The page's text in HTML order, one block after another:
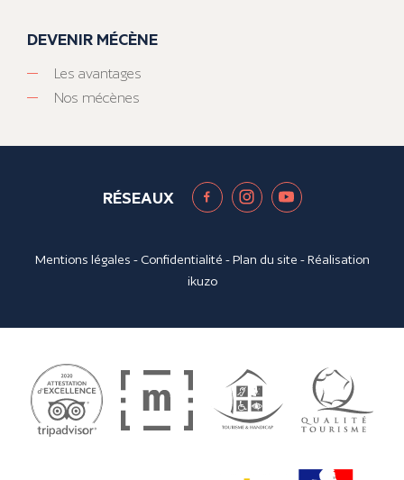
DEVENIR MÉCÈNE
Les avantages
Nos mécènes
RÉSEAUX
Mentions légales - Confidentialité -Plan du site - Réalisation
ikuzo